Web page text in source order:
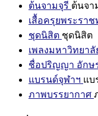
ต้นจามจุรี ต้นจา
เสื้อครุยพระรา
ชุดนิสิต ชุดนิสิต
เพลงมหาวิทยาลั
ชื่อปริญญา อักษ
แบรนด์จุฬาฯ แบ
ภาพบรรยากาศ